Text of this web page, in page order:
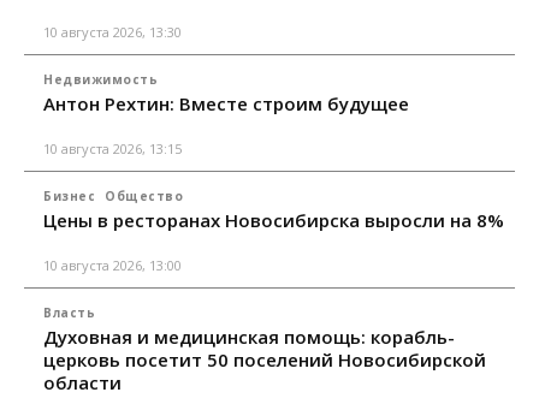
10 августа 2026, 13:30
Недвижимость
Антон Рехтин: Вместе строим будущее
10 августа 2026, 13:15
Бизнес Общество
Цены в ресторанах Новосибирска выросли на 8%
10 августа 2026, 13:00
Власть
Духовная и медицинская помощь: корабль-
церковь посетит 50 поселений Новосибирской
области